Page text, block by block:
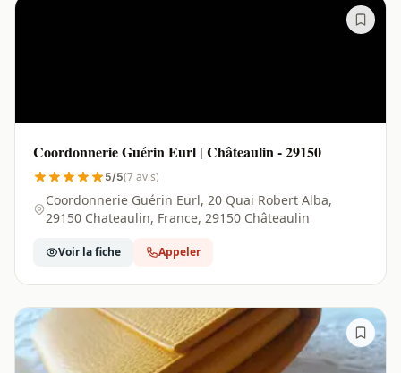
Coordonnerie Guérin Eurl | Châteaulin - 29150
5/5(7 avis)
Coordonnerie Guérin Eurl, 20 Quai Robert Alba,
29150 Chateaulin, France, 29150 Châteaulin
Voir la fiche Appeler